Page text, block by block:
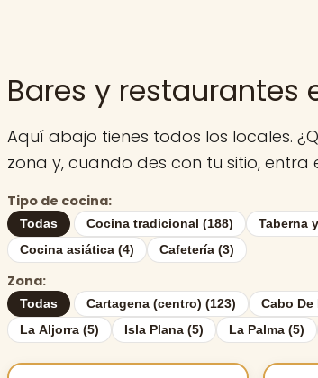
Bares y restaurantes
Aquí abajo tienes todos los locales.
zona y, cuando des con tu sitio,
Tipo de cocina:
Todas Cocina tradicional (188) Taberna
Cocina asiática (4)
Cafetería (3)
Zona:
Todas Cartagena (centro) (123) Cabo De
La Aljorra (5)
Isla Plana (5) La Palma (5)